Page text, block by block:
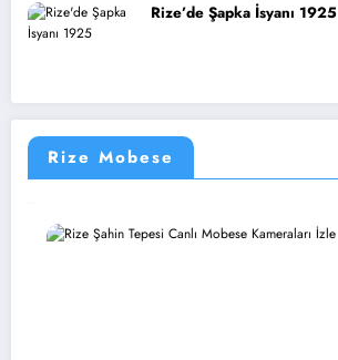
Rize’de Şapka İsyanı 1925
Rize Mobese